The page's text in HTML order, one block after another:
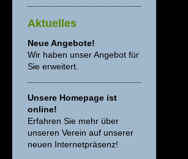
Aktuelles
Neue Angebote!
Wir haben unser Angebot für
Sie erweitert.
Unsere Homepage ist
online!
Erfahren Sie mehr über
unseren Verein auf unserer
neuen Internetpräsenz!